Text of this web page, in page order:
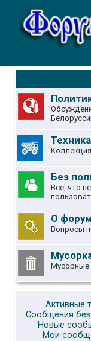
Без
Все, что
О
Вопросы
Мусорные
Активные
Сообщения без
Новые
Мои